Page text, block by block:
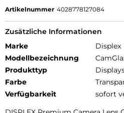
Artikelnummer 4028778127084
Zusätzliche Informationen
Marke
Displex
Modellbezeichnung
Produkttyp
Farbe
Verfügbarkeit
sofort